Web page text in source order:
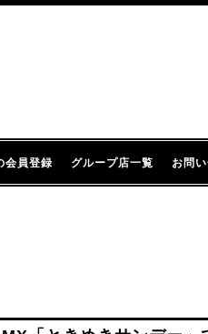
会員登録 グループ店一覧 お問